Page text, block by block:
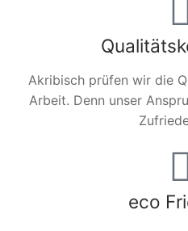
Akribisch prüfen wir die
Arbeit. Denn unser
eco